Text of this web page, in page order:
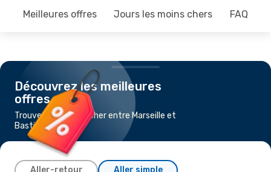
Meilleures offres Jours les moins chers FAQ
Découvrez les meilleures
offres
Trouvez un vol pas cher entre Marseille et
Bastia
Aller-retour Aller simple